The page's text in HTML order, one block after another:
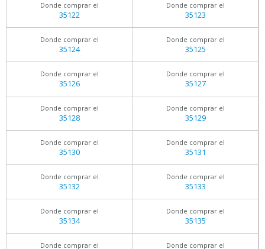
Donde comprar el
35122
Donde comprar el
35123
Donde comprar el
35124
Donde comprar el
35125
Donde comprar el
35126
Donde comprar el
35127
Donde comprar el
35128
Donde comprar el
35129
Donde comprar el
35130
Donde comprar el
35131
Donde comprar el
35132
Donde comprar el
35133
Donde comprar el
35134
Donde comprar el
35135
Donde comprar el Donde comprar el